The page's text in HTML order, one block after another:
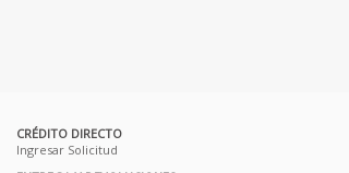
CRÉDITO DIRECTO
Ingresar Solicitud